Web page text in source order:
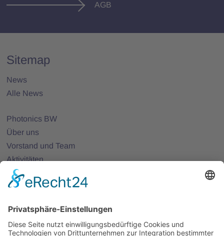
AGB
Sitemap
News
Alle News
Photonics BW
Über uns
Vorstand und Team
Aktivitäten
25 Jahre Photonics BW
Mitglieder
Projekte
Partnernetze